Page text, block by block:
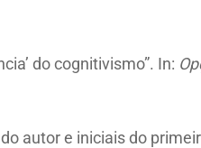
do cognitivismo”. In:
autor e iniciais do